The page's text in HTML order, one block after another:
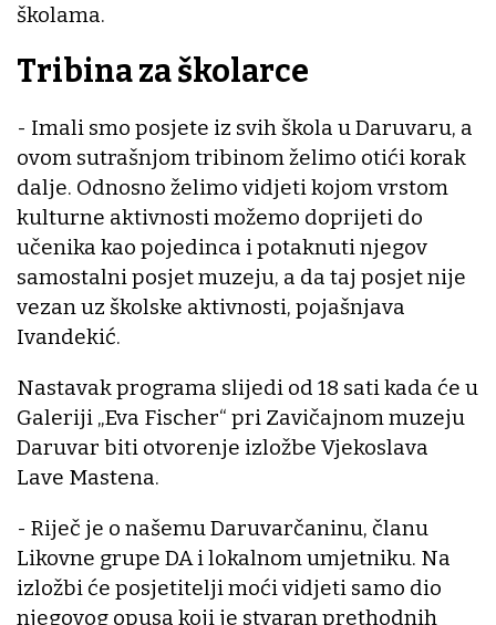
školama.
Tribina za školarce
- Imali smo posjete iz svih škola u Daruvaru, a
ovom sutrašnjom tribinom želimo otići korak
dalje. Odnosno želimo vidjeti kojom vrstom
kulturne aktivnosti možemo doprijeti do
učenika kao pojedinca i potaknuti njegov
samostalni posjet muzeju, a da taj posjet nije
vezan uz školske aktivnosti, pojašnjava
Ivandekić.
Nastavak programa slijedi od 18 sati kada će u
Galeriji „Eva Fischer“ pri Zavičajnom muzeju
Daruvar biti otvorenje izložbe Vjekoslava
Lave Mastena.
- Riječ je o našemu Daruvarčaninu, članu
Likovne grupe DA i lokalnom umjetniku. Na
izložbi će posjetitelji moći vidjeti samo dio
njegovog opusa koji je stvaran prethodnih